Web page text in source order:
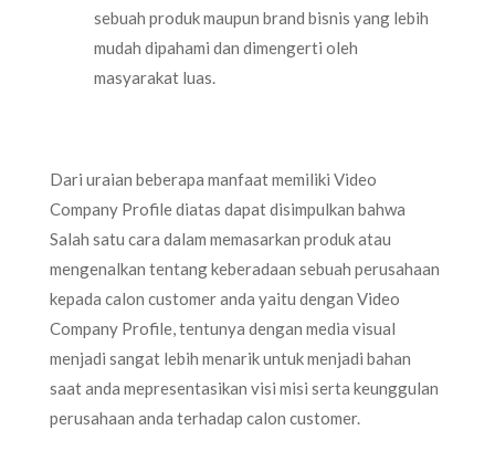
sebuah produk maupun brand bisnis yang lebih
mudah dipahami dan dimengerti oleh
masyarakat luas.
Dari uraian beberapa manfaat memiliki Video
Company Profile diatas dapat disimpulkan bahwa
Salah satu cara dalam memasarkan produk atau
mengenalkan tentang keberadaan sebuah perusahaan
kepada calon customer anda yaitu dengan Video
Company Profile, tentunya dengan media visual
menjadi sangat lebih menarik untuk menjadi bahan
saat anda mepresentasikan visi misi serta keunggulan
perusahaan anda terhadap calon customer.